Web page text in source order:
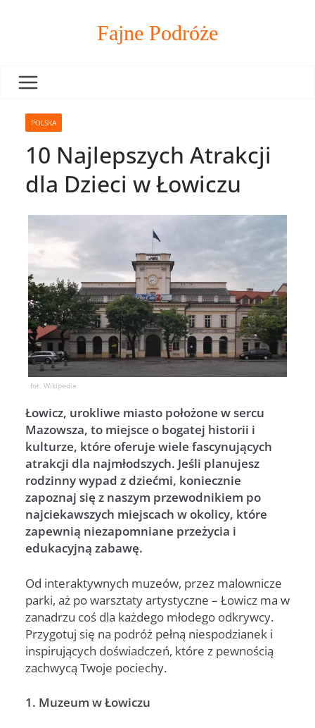
Fajne Podróże
POLSKA
10 Najlepszych Atrakcji
dla Dzieci w Łowiczu
fot. Wikipedia
Łowicz, urokliwe miasto położone w sercu
Mazowsza, to miejsce o bogatej historii i
kulturze, które oferuje wiele fascynujących
atrakcji dla najmłodszych. Jeśli planujesz
rodzinny wypad z dziećmi, koniecznie
zapoznaj się z naszym przewodnikiem po
najciekawszych miejscach w okolicy, które
zapewnią niezapomniane przeżycia i
edukacyjną zabawę.
Od interaktywnych muzeów, przez malownicze
parki, aż po warsztaty artystyczne – Łowicz ma w
zanadrzu coś dla każdego młodego odkrywcy.
Przygotuj się na podróż pełną niespodzianek i
inspirujących doświadczeń, które z pewnością
zachwycą Twoje pociechy.
1. Muzeum w Łowiczu